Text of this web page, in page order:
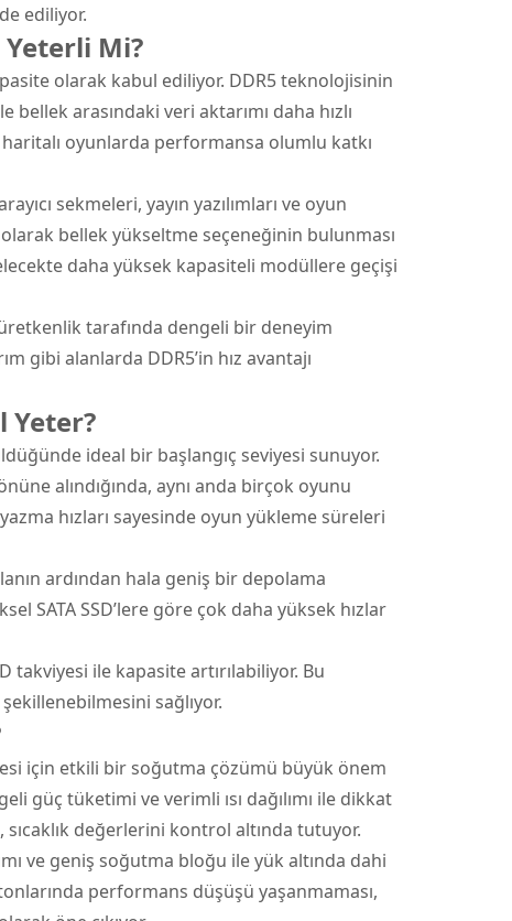
ediliyor.
Yeterli Mi?
olarak kabul ediliyor. DDR5 teknolojisinin
arasındaki veri aktarımı daha hızlı
oyunlarda performansa olumlu katkı
sekmeleri, yayın yazılımları ve oyun
bellek yükseltme seçeneğinin bulunması
daha yüksek kapasiteli modüllere geçişi
tarafında dengeli bir deneyim
gibi alanlarda DDR5’in hız avantajı
Yeter?
ideal bir başlangıç seviyesi sunuyor.
alındığında, aynı anda birçok oyunu
hızları sayesinde oyun yükleme süreleri
ardından hala geniş bir depolama
SATA SSD’lere göre çok daha yüksek hızlar
takviyesi ile kapasite artırılabiliyor. Bu
sağlıyor.
için etkili bir soğutma çözümü büyük önem
güç tüketimi ve verimli ısı dağılımı ile dikkat
değerlerini kontrol altında tutuyor.
ve geniş soğutma bloğu ile yük altında dahi
performans düşüşü yaşanmaması,